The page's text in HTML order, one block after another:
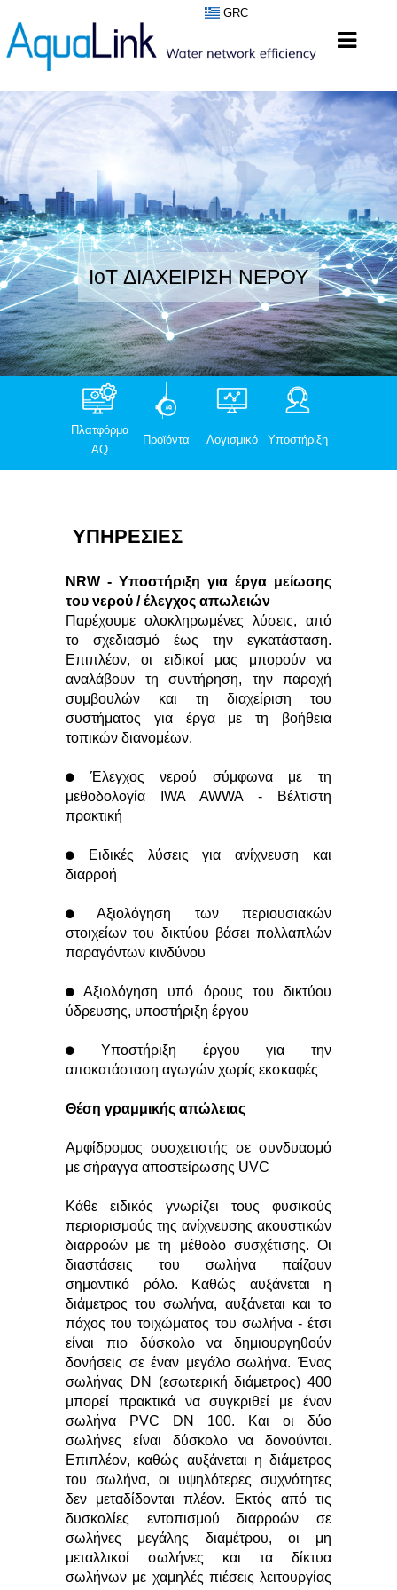
GRC
IoT ΔΙΑΧΕΙΡΙΣΗ ΝΕΡΟΥ
Πλατφόρμα
AQ
Προϊόντα Λογισμικό Υποστήριξη
ΥΠΗΡΕΣΊΕΣ
NRW - Υποστήριξη για έργα μείωσης
του νερού / έλεγχος απωλειών
Παρέχουμε ολοκληρωμένες λύσεις, από
το σχεδιασμό έως την εγκατάσταση.
Επιπλέον, οι ειδικοί μας μπορούν να
αναλάβουν τη συντήρηση, την παροχή
συμβουλών και τη διαχείριση του
συστήματος για έργα με τη βοήθεια
τοπικών διανομέων.
Έλεγχος νερού σύμφωνα με τη
μεθοδολογία IWA AWWA - Βέλτιστη
πρακτική
Ειδικές λύσεις για ανίχνευση και
διαρροή
Αξιολόγηση των περιουσιακών
στοιχείων του δικτύου βάσει πολλαπλών
παραγόντων κινδύνου
Αξιολόγηση υπό όρους του δικτύου
ύδρευσης, υποστήριξη έργου
Υποστήριξη έργου για την
αποκατάσταση αγωγών χωρίς εκσκαφές
Θέση γραμμικής απώλειας
Αμφίδρομος συσχετιστής σε συνδυασμό
με σήραγγα αποστείρωσης UVC
Κάθε ειδικός γνωρίζει τους φυσικούς
περιορισμούς της ανίχνευσης ακουστικών
διαρροών με τη μέθοδο συσχέτισης. Οι
διαστάσεις του σωλήνα παίζουν
σημαντικό ρόλο. Καθώς αυξάνεται η
διάμετρος του σωλήνα, αυξάνεται και το
πάχος του τοιχώματος του σωλήνα - έτσι
είναι πιο δύσκολο να δημιουργηθούν
δονήσεις σε έναν μεγάλο σωλήνα. Ένας
σωλήνας DN (εσωτερική διάμετρος) 400
μπορεί πρακτικά να συγκριθεί με έναν
σωλήνα PVC DN 100. Και οι δύο
σωλήνες είναι δύσκολο να δονούνται.
Επιπλέον, καθώς αυξάνεται η διάμετρος
του σωλήνα, οι υψηλότερες συχνότητες
δεν μεταδίδονται πλέον. Εκτός από τις
δυσκολίες εντοπισμού διαρροών σε
σωλήνες μεγάλης διαμέτρου, οι μη
μεταλλικοί σωλήνες και τα δίκτυα
σωλήνων με χαμηλές πιέσεις λειτουργίας